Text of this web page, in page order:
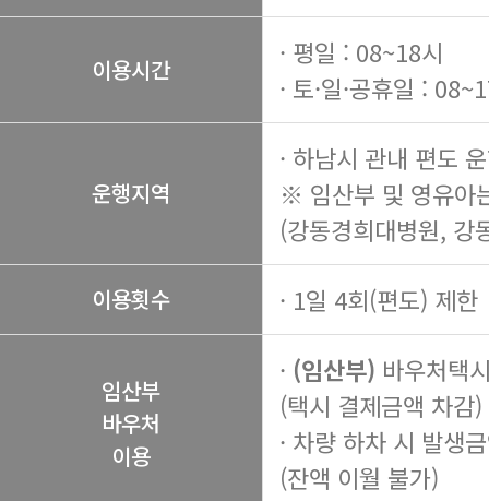
이용시간
· 평일 : 08~18시
· 토·일·공휴일 :
운행지역
· 하남시 관내 편도
※ 임산부 및 영유아
(강동경희대병원, 강
이용횟수 · 1일 4회(편도) 제한
임산부
바우처
이용
· (임산부) 바우처택
(택시 결제금액 차감)
· 차량 하차 시 발생
(잔액 이월 불가)